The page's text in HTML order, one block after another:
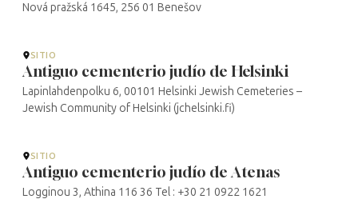
Nová pražská 1645, 256 01 Benešov
SITIO
Antiguo cementerio judío de Helsinki
Lapinlahdenpolku 6, 00101 Helsinki Jewish Cemeteries –
Jewish Community of Helsinki (jchelsinki.fi)
SITIO
Antiguo cementerio judío de Atenas
Logginou 3, Athina 116 36 Tel : +30 21 0922 1621